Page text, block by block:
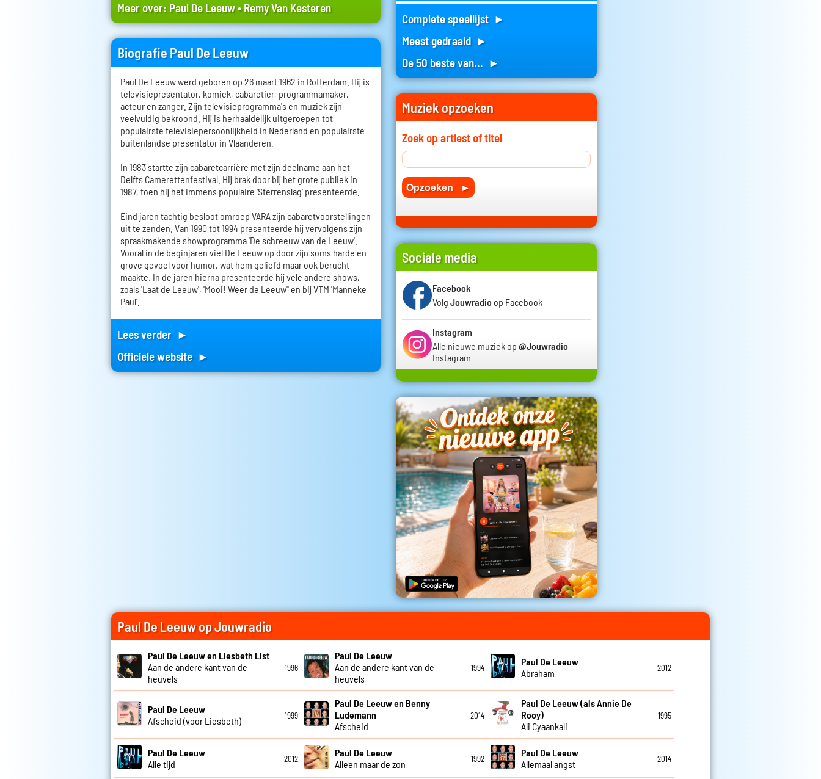
Meer over: Paul De Leeuw•Remy Van Kesteren
Biografie Paul De Leeuw
Paul De Leeuw werd geboren op 26 maart 1962 in Rotterdam. Hij is
televisiepresentator, komiek, cabaretier, programmamaker,
acteur en zanger. Zijn televisieprogramma's en muziek zijn
veelvuldig bekroond. Hij is herhaaldelijk uitgeroepen tot
populairste televisiepersoonlijkheid in Nederland en populairste
buitenlandse presentator in Vlaanderen.
In 1983 startte zijn cabaretcarrière met zijn deelname aan het
Delfts Camerettenfestival. Hij brak door bij het grote publiek in
1987, toen hij het immens populaire 'Sterrenslag' presenteerde.
Eind jaren tachtig besloot omroep VARA zijn cabaretvoorstellingen
uit te zenden. Van 1990 tot 1994 presenteerde hij vervolgens zijn
spraakmakende showprogramma 'De schreeuw van de Leeuw'.
Vooral in de beginjaren viel De Leeuw op door zijn soms harde en
grove gevoel voor humor, wat hem geliefd maar ook berucht
maakte. In de jaren hierna presenteerde hij vele andere shows,
zoals 'Laat de Leeuw', 'Mooi! Weer de Leeuw'' en bij VTM 'Manneke
Paul'.
Lees verder ►
Officiele website ►
Complete speellijst ►
Meest gedraaid ►
De 50 beste van... ►
Muziek opzoeken
Zoek op artiest of titel
Sociale media
Facebook
Volg Jouwradio op Facebook
Instagram
Alle nieuwe muziek op @Jouwradio
Instagram
Paul De Leeuw op Jouwradio
Paul De Leeuw en Liesbeth List
Aan de andere kant van de
heuvels
1996
Paul De Leeuw
Aan de andere kant van de
heuvels
1994
Paul De Leeuw
Abraham
2012
Paul De Leeuw
Afscheid (voor Liesbeth)
1999
Paul De Leeuw en Benny
Ludemann
Afscheid
2014
Paul De Leeuw (als Annie De
Rooy)
Ali Cyaankali
1995
Paul De Leeuw
Alle tijd
2012
Paul De Leeuw
Alleen maar de zon
1992
Paul De Leeuw
Allemaal angst
2014